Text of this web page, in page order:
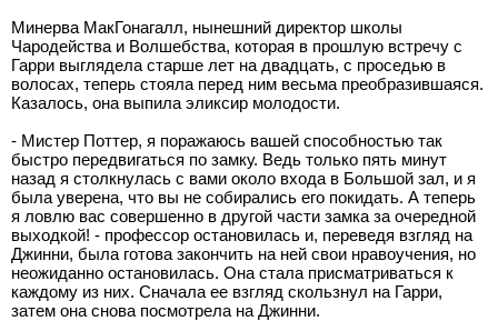
Минерва МакГонагалл, нынешний директор школы
Чародейства и Волшебства, которая в прошлую встречу с
Гарри выглядела старше лет на двадцать, с проседью в
волосах, теперь стояла перед ним весьма преобразившаяся.
Казалось, она выпила эликсир молодости.
- Мистер Поттер, я поражаюсь вашей способностью так
быстро передвигаться по замку. Ведь только пять минут
назад я столкнулась с вами около входа в Большой зал, и я
была уверена, что вы не собирались его покидать. А теперь
я ловлю вас совершенно в другой части замка за очередной
выходкой! - профессор остановилась и, переведя взгляд на
Джинни, была готова закончить на ней свои нравоучения, но
неожиданно остановилась. Она стала присматриваться к
каждому из них. Сначала ее взгляд скользнул на Гарри,
затем она снова посмотрела на Джинни.